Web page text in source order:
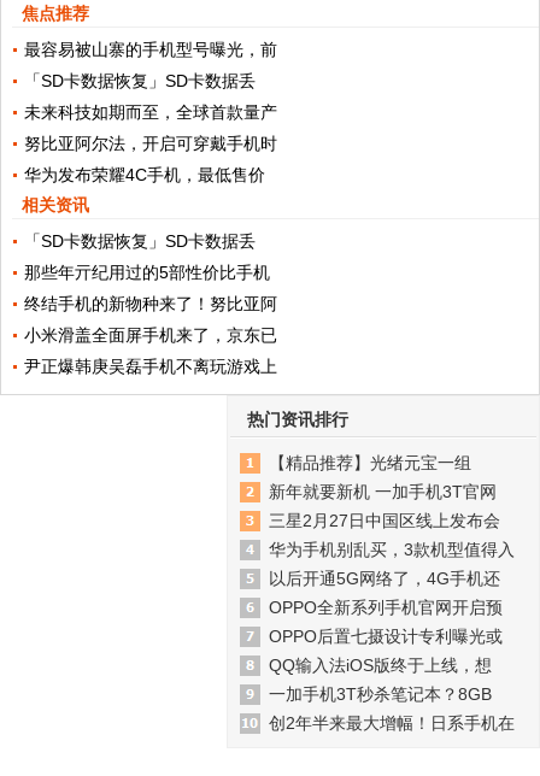
焦点推荐
最容易被山寨的手机型号曝光，前
「SD卡数据恢复」SD卡数据丢
未来科技如期而至，全球首款量产
努比亚阿尔法，开启可穿戴手机时
华为发布荣耀4C手机，最低售价
相关资讯
「SD卡数据恢复」SD卡数据丢
那些年亓纪用过的5部性价比手机
终结手机的新物种来了！努比亚阿
小米滑盖全面屏手机来了，京东已
尹正爆韩庚吴磊手机不离玩游戏上
热门资讯排行
【精品推荐】光绪元宝一组
新年就要新机 一加手机3T官网
三星2月27日中国区线上发布会
华为手机别乱买，3款机型值得入
以后开通5G网络了，4G手机还
OPPO全新系列手机官网开启预
OPPO后置七摄设计专利曝光或
QQ输入法iOS版终于上线，想
一加手机3T秒杀笔记本？8GB
创2年半来最大增幅！日系手机在